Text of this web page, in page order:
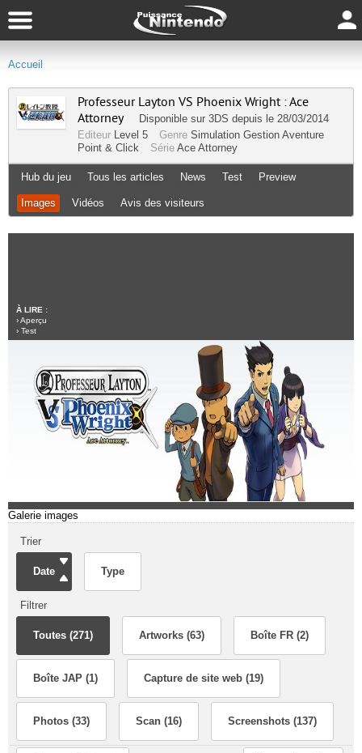
Accueil
Professeur Layton VS Phoenix Wright : Ace
Attorney
Disponible sur 3DS depuis le 28/03/2014
Editeur Level 5 Genre Simulation Gestion Aventure
Point & Click
Série Ace Attorney
Hub du jeu Tous les articles News Test Preview
Images Vidéos Avis des visiteurs
À LIRE :
›Aperçu
› Test
Galerie images
Trier
Date Type
Filtrer
Toutes (271) Artworks (63) Boîte FR (2)
Boîte JAP (1) Capture de site web (19)
Photos (33) Scan (16) Screenshots (137)